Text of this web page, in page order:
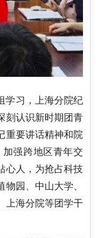
学习，上海分院纪
刻认识新时期团青
重要讲话精神和院
强跨地区青年交
心人，为抢占科技
园、中山大学、
上海分院等团学干